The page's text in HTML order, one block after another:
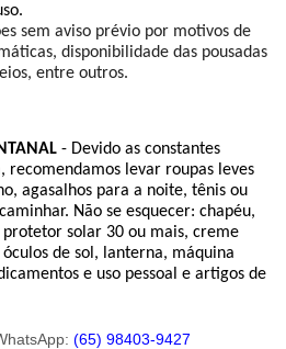
sem aviso prévio por motivos de
disponibilidade das pousadas
entre outros.
- Devido as constantes
recomendamos levar roupas leves
agasalhos para a noite, tênis ou
Não se esquecer: chapéu,
solar 30 ou mais, creme
de sol, lanterna, máquina
e uso pessoal e artigos de
(65) 98403-9427